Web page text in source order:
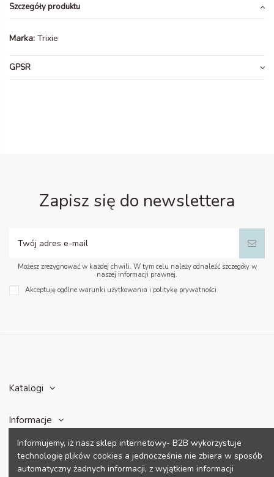
Szczegóły produktu
Marka: Trixie
GPSR
Zapisz się do newslettera
Możesz zrezygnować w każdej chwili. W tym celu należy odnaleźć szczegóły w
naszej informacji prawnej.
Akceptuję ogólne warunki użytkowania i politykę prywatności
Katalogi
Informacje
Konto
Informujemy, iż nasz sklep internetowy- B2B wykorzystuje
technologię plików cookies a jednocześnie nie zbiera w sposób
automatyczny żadnych informacji, z wyjątkiem informacji